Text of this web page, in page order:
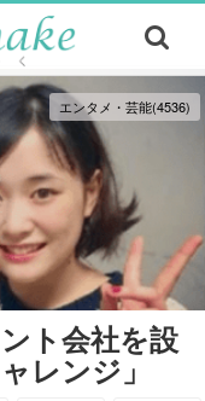
エンタメ・芸能(4536)
ト会社を設
レンジ」